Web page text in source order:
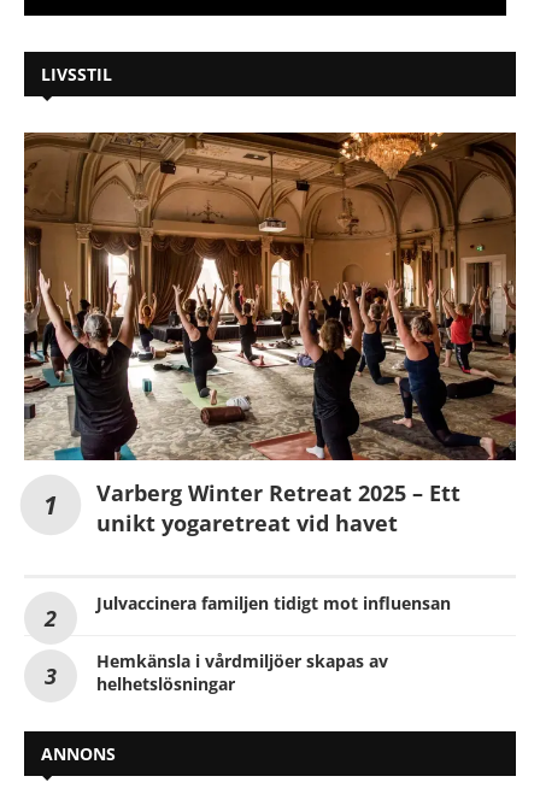
LIVSSTIL
Varberg Winter Retreat 2025 – Ett
unikt yogaretreat vid havet
Julvaccinera familjen tidigt mot influensan
Hemkänsla i vårdmiljöer skapas av
helhetslösningar
ANNONS